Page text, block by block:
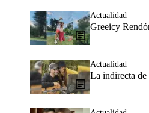
Actualidad
Greeicy
Actualidad
La indirecta